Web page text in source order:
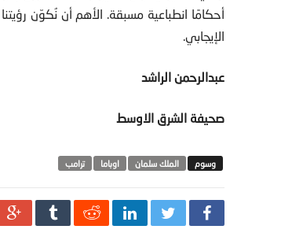
أحكامًا انطباعية مسبقة. الأهم أن نُكوّن
الإيجابي.
عبدالرحمن الراشد
صحيفة الشرق الاوسط
الملك سلمان اوباما ترامب